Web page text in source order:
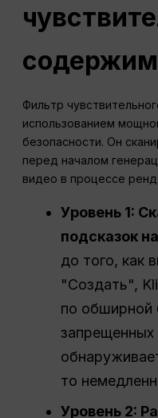
Фильтр
использованием
безопасности. Он
перед началом
видео в процессе
Уровень 1:
подсказок
до того, как
"Создать",
по обширной
запрещенных
то
Уровень 2: